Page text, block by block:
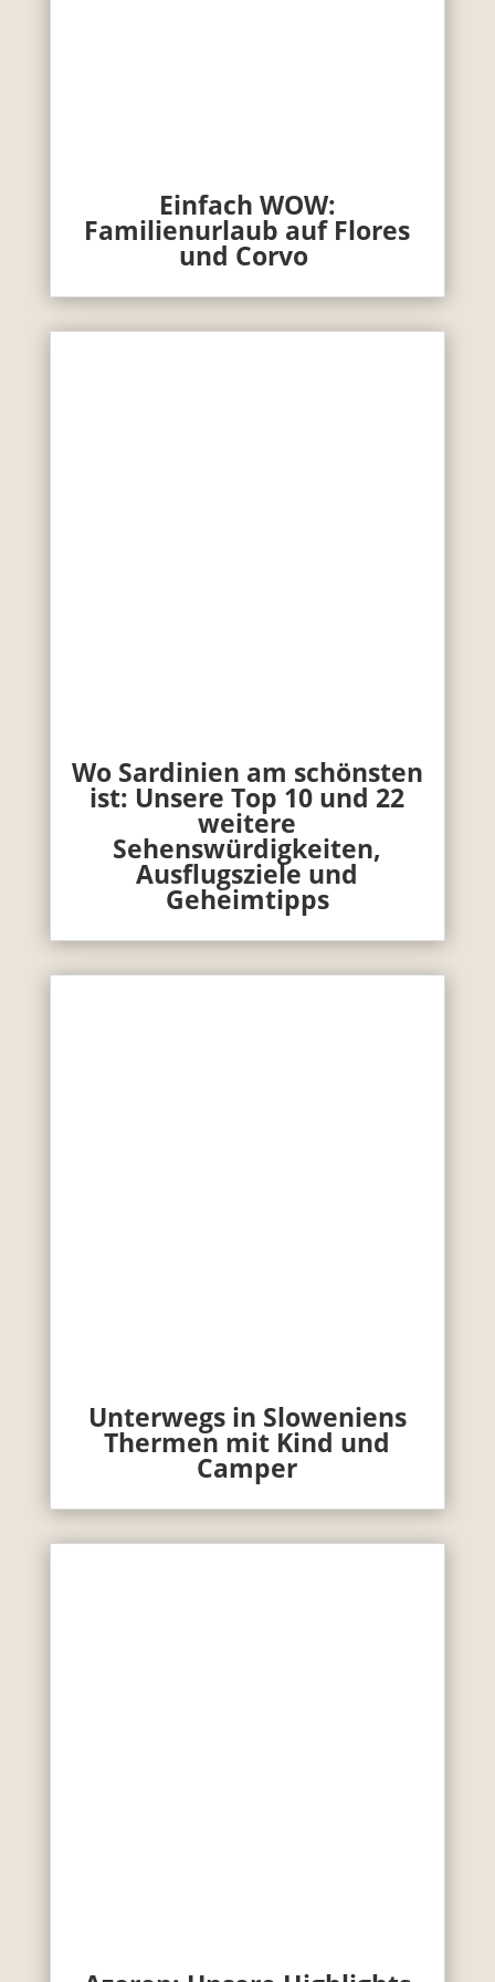
Einfach WOW:
Familienurlaub auf Flores
und Corvo
Wo Sardinien am schönsten
ist: Unsere Top 10 und 22
weitere
Sehenswürdigkeiten,
Ausflugsziele und
Geheimtipps
Unterwegs in Sloweniens
Thermen mit Kind und
Camper